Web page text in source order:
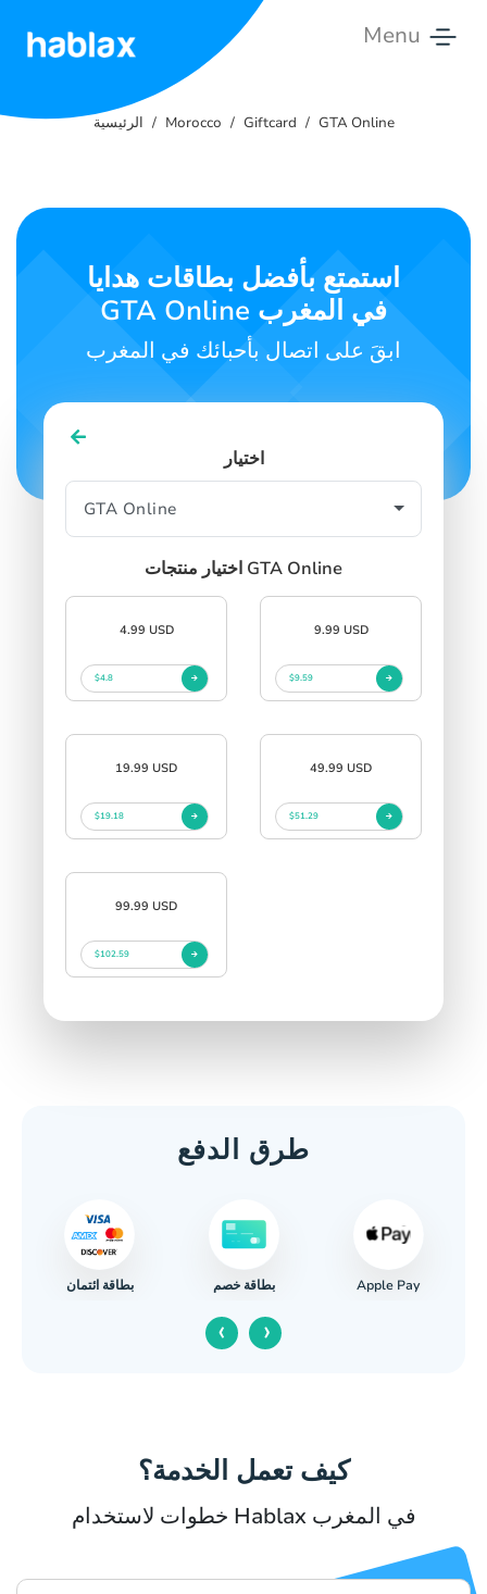
Menu
اتصل
SIGN INSIGN UP
الرئيسية Morocco Giftcard GTA Online
استمتع بأفضل بطاقات هدايا
GTA Online في المغرب
ابقَ على اتصال بأحبائك في المغرب
اختيار
اختيار منتجات GTA Online
4.99 USD
$4.8
9.99 USD
$9.59
19.99 USD
$19.18
49.99 USD
$51.29
99.99 USD
$102.59
طرق الدفع
بطاقة ائتمان بطاقة خصم Apple Pay
‹ ›
كيف تعمل الخدمة؟
خطوات لاستخدام Hablax في المغرب